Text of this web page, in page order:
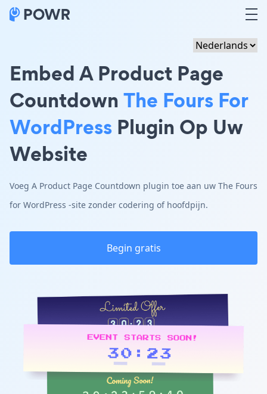
Embed A Product Page
CountdownThe Fours For
WordPress Plugin Op Uw
Website
Voeg A Product Page Countdown plugin toe aan uw The Fours
for WordPress -site zonder codering of hoofdpijn.
Begin gratis